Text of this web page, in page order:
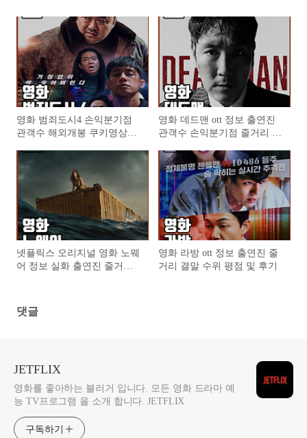
영화 범죄도시4 손익분기점
관객수 해외개봉 쿠키영상
기 평점
영화 데드맨 ott 정보 출연진
관객수 손익분기점 줄거리 결
넷플릭스 오리지널 영화 노웨
어 정보 실화 출연진 줄거리
영화 라방 ott 정보 출연진 줄
거리 결말 수위 평점 및 후기
댓글
JETFLIX
영화를 좋아하는 블러거 입니다. 모든 영화 드라마 예
능 TV프로그램 을 소개 합니다. JETFLIX
구독하기